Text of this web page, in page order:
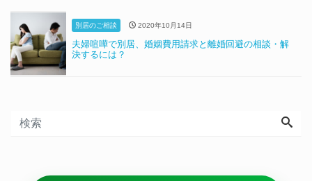
別居のご相談 2020年10月14日
夫婦喧嘩で別居、婚姻費用請求と離婚回避の相談・解
決するには？